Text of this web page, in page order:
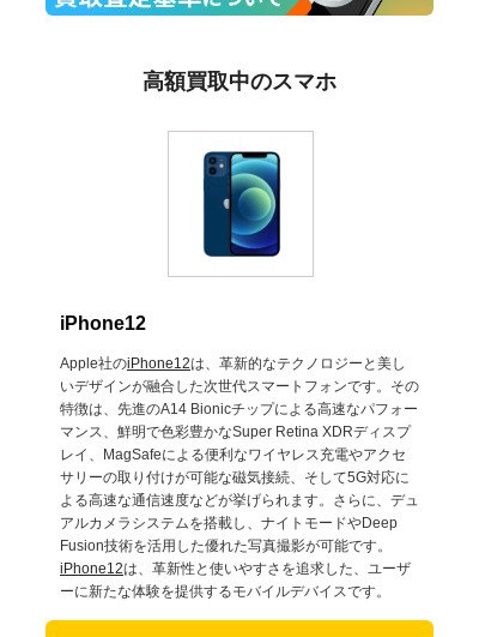
高額買取中のスマホ
iPhone12
Apple社のiPhone12は、革新的なテクノロジーと美し
いデザインが融合した次世代スマートフォンです。その
特徴は、先進のA14 Bionicチップによる高速なパフォー
マンス、鮮明で色彩豊かなSuper Retina XDRディスプ
レイ、MagSafeによる便利なワイヤレス充電やアクセ
サリーの取り付けが可能な磁気接続、そして5G対応に
よる高速な通信速度などが挙げられます。さらに、デュ
アルカメラシステムを搭載し、ナイトモードやDeep
Fusion技術を活用した優れた写真撮影が可能です。
iPhone12は、革新性と使いやすさを追求した、ユーザ
ーに新たな体験を提供するモバイルデバイスです。